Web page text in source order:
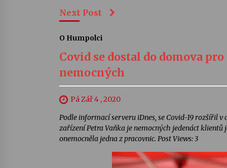
Next Post
O Humpolci
Covid se dostal do domova
nemocných
Pá Zář 4 , 2020
Podle informací serveru iDnes, se Covid-19 rozšířil
zařízení Petra Vaňka je nemocných jedenáct
onemocněla jedna z pracovnic. Post Views: 3